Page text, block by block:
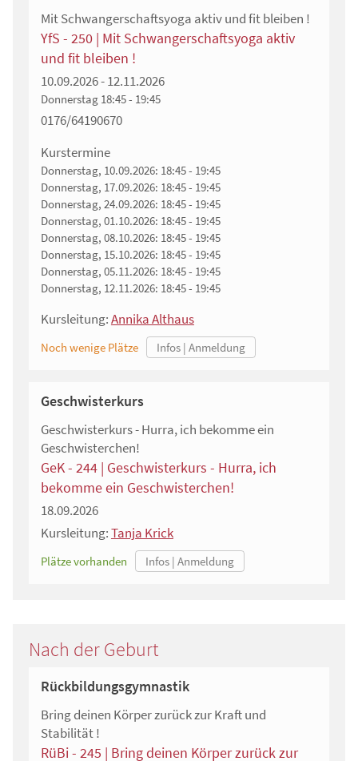
Mit Schwangerschaftsyoga aktiv und fit bleiben !
YfS - 250 | Mit Schwangerschaftsyoga aktiv
und fit bleiben !
10.09.2026 - 12.11.2026
Donnerstag 18:45 - 19:45
0176/64190670
Kurstermine
Donnerstag, 10.09.2026: 18:45 - 19:45
Donnerstag, 17.09.2026: 18:45 - 19:45
Donnerstag, 24.09.2026: 18:45 - 19:45
Donnerstag, 01.10.2026: 18:45 - 19:45
Donnerstag, 08.10.2026: 18:45 - 19:45
Donnerstag, 15.10.2026: 18:45 - 19:45
Donnerstag, 05.11.2026: 18:45 - 19:45
Donnerstag, 12.11.2026: 18:45 - 19:45
Kursleitung:Annika Althaus
Noch wenige Plätze
Geschwisterkurs
Geschwisterkurs - Hurra, ich bekomme ein
Geschwisterchen!
GeK - 244 | Geschwisterkurs - Hurra, ich
bekomme ein Geschwisterchen!
18.09.2026
Kursleitung:Tanja Krick
Plätze vorhanden
Nach der Geburt
Rückbildungsgymnastik
Bring deinen Körper zurück zur Kraft und
Stabilität !
RüBi - 245 | Bring deinen Körper zurück zur